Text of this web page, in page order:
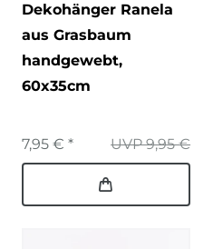
Dekohänger Ranela
aus Grasbaum
handgewebt,
60x35cm
UVP 9,95 €
7,95 € *